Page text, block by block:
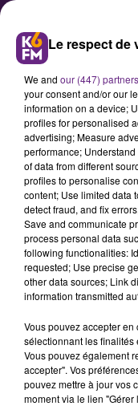
Saulieu : le
Loiseau
Michelin
Restaurant
étoiles
Bernard
nouvelle
prestigieux
à l'occasion
Le respect de
We and our (447) partners
your consent and/or our
information on a device;
profiles for personalised
advertising; Measure
performance;
of data from different
profiles to personalise
content; Use limited data
detect fraud, and fix
Save and communicate
process personal data
following functionalities:
requested; Use precise
other data sources; Link
information transmitted
Vous pouvez accepter en
sélectionnant les finalités
Vous pouvez également
accepter". Vos
pouvez mettre à jour vos
moment via le lien